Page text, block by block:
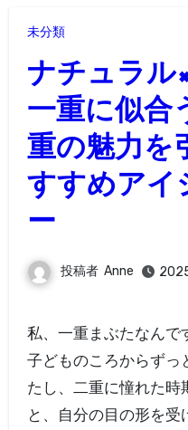
未分類
ナチュラル
一重に似合
重の魅力を
すすめアイ
ー
投稿者 Anne
私、一重まぶたなんで
子どものころからずっ
たし、二重に憧れた時
と、自分の目の形を